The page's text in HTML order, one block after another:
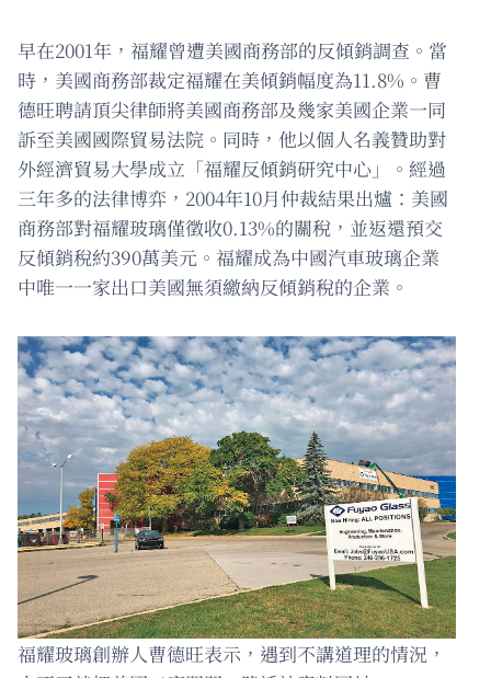
早在2001年，福耀曾遭美國商務部的反傾銷調查。當
時，美國商務部裁定福耀在美傾銷幅度為11.8%。曹
德旺聘請頂尖律師將美國商務部及幾家美國企業一同
訴至美國國際貿易法院。同時，他以個人名義贊助對
外經濟貿易大學成立「福耀反傾銷研究中心」。經過
三年多的法律博弈，2004年10月仲裁結果出爐：美國
商務部對福耀玻璃僅徵收0.13%的關稅，並返還預交
反傾銷稅約390萬美元。福耀成為中國汽車玻璃企業
中唯一一家出口美國無須繳納反傾銷稅的企業。
福耀玻璃創辦人曹德旺表示，遇到不講道理的情況，